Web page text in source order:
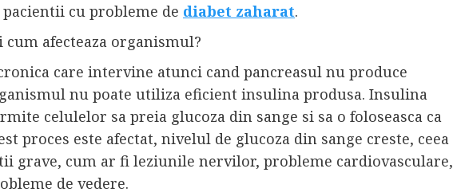
cu probleme de diabet zaharat.
cum afecteaza organismul?
care intervine atunci cand pancreasul nu produce
nu poate utiliza eficient insulina produsa. Insulina
celulelor sa preia glucoza din sange si sa o foloseasca ca
proces este afectat, nivelul de glucoza din sange creste, ceea
grave, cum ar fi leziunile nervilor, probleme cardiovasculare,
de vedere.